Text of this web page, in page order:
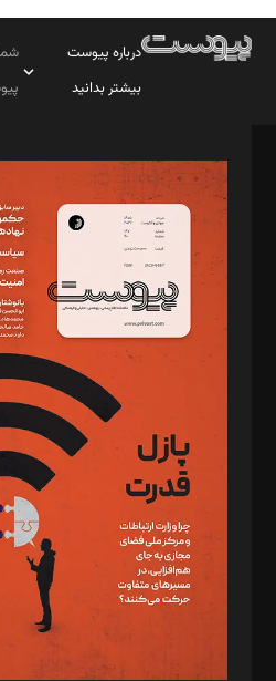
درباره پیوست
بیشتر بدانید
مدیر مسئول: محمدباقر اثنی‌عشری
سردبیر: مهرک محمودی
دبیر تحریریه: میثم قاسمی
د‌بیر ناداستان: سمانه سمیع
د‌بیر خدمت و تجارت: ابوالفضل رجبی
د‌بیر حقوق فناوری: حسام‌الدین ایپکچی
د‌بیر پیوست جهان: مینا پاکدل
د‌بیر تحریریه آنلاین: بابک نقاش
تحریریه‌: مجتبی محمود‌ی، آرش برهمند،
مصطفی مسجدی آرانی، ابوالفضل رجبی،
رستمی،مصطفی باستان
ویرایش: نگار استاد‌‌آقا
طراح یونیفرم: مجید توکلی
فیلمبرداری و عکاسی: امیر شفیعی، مانی
گرافیک و صفحه‌آرایی: سید‌سبحان‌علی ثابت
مد‌یر توسعه تجاری: کامبیز برید‌
امور مالی: شاپور رهبری، محمد‌ کاظمی‌نیا